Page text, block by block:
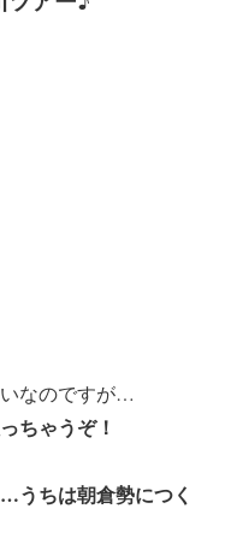
なのですが…
ちゃうぞ！
うちは朝倉勢につく